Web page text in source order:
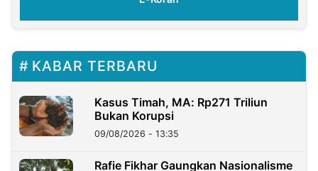
KABAR TERBARU
Kasus Timah, MA: Rp271 Triliun
Bukan Korupsi
09/08/2026 - 13:35
Rafie Fikhar Gaungkan Nasionalisme